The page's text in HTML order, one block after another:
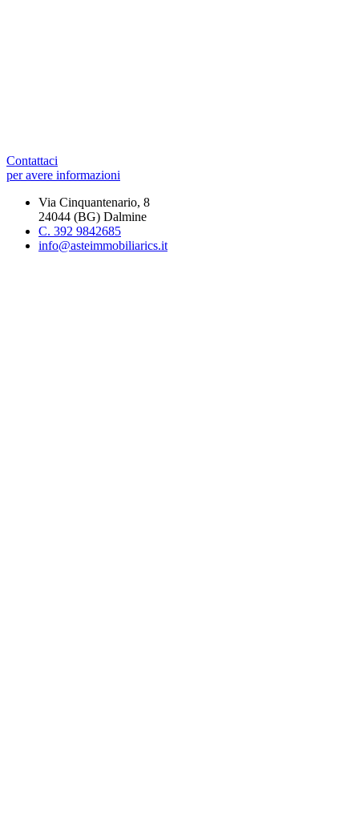
Contattaci
per avere informazioni
Via Cinquantenario, 8
24044 (BG) Dalmine
C. 392 9842685
info@asteimmobiliarics.it